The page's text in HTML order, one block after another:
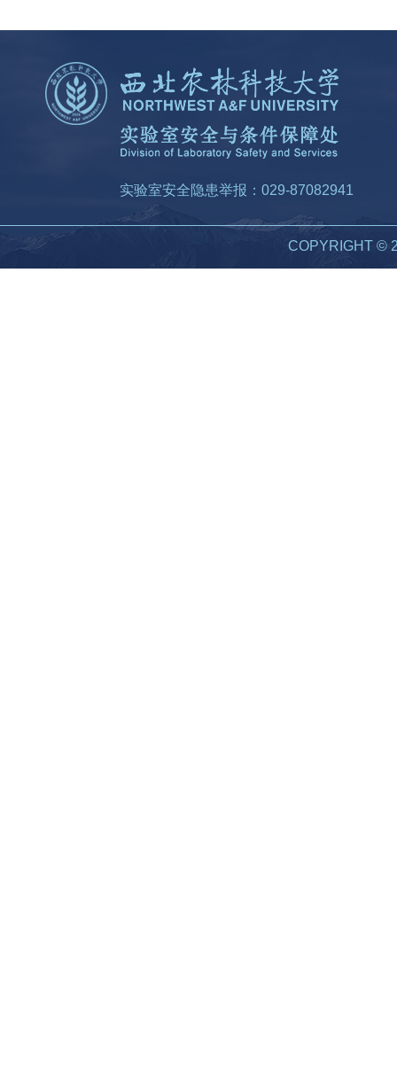
实验室安全隐患举报：029-87082941
COPYRIGHT ©